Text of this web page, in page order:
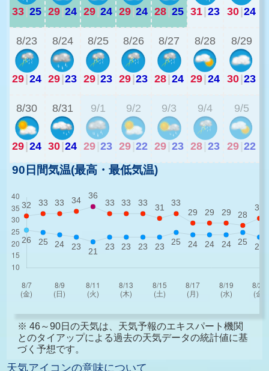
33|25 29|24 29|24 29|24 28|25 31|23 30|24
8/23
29|24
8/24
29|23
8/25
29|23
8/26
29|23
8/27
28|24
8/28
29|24
8/29
30|23
8/30
29|24
8/31
30|24
9/1
29 23
9/2
29 22
9/3
29 23
9/4
28 23
9/5
29 22
90日間気温(最高・最低気温)
※ 46～90日の天気は、天気予報のエキスパート機関
とのタイアップによる過去の天気データの統計値に基
づく予想です。
天気アイコンの意味について